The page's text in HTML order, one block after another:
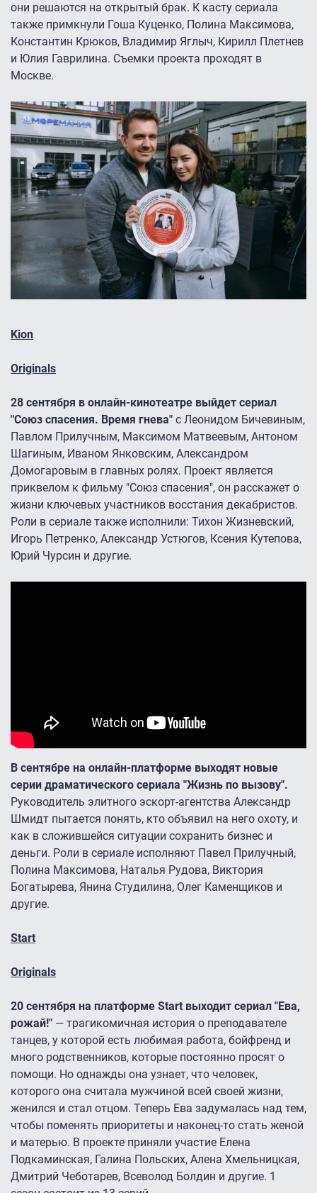
они решаются на открытый брак. К касту сериала
также примкнули Гоша Куценко, Полина Максимова,
Константин Крюков, Владимир Яглыч, Кирилл Плетнев
и Юлия Гаврилина. Съемки проекта проходят в
Москве.
Kion
Originals
28 сентября в онлайн-кинотеатре выйдет сериал
"Союз спасения. Время гнева" с Леонидом Бичевиным,
Павлом Прилучным, Максимом Матвеевым, Антоном
Шагиным, Иваном Янковским, Александром
Домогаровым в главных ролях. Проект является
приквелом к фильму "Союз спасения", он расскажет о
жизни ключевых участников восстания декабристов.
Роли в сериале также исполнили: Тихон Жизневский,
Игорь Петренко, Александр Устюгов, Ксения Кутепова,
Юрий Чурсин и другие.
В сентябре на онлайн-платформе выходят новые
серии драматического сериала "Жизнь по вызову".
Руководитель элитного эскорт-агентства Александр
Шмидт пытается понять, кто объявил на него охоту, и
как в сложившейся ситуации сохранить бизнес и
деньги. Роли в сериале исполняют Павел Прилучный,
Полина Максимова, Наталья Рудова, Виктория
Богатырева, Янина Студилина, Олег Каменщиков и
другие.
Start
Originals
20 сентября на платформе Start выходит сериал "Ева,
рожай!" — трагикомичная история о преподавателе
танцев, у которой есть любимая работа, бойфренд и
много родственников, которые постоянно просят о
помощи. Но однажды она узнает, что человек,
которого она считала мужчиной всей своей жизни,
женился и стал отцом. Теперь Ева задумалась над тем,
чтобы поменять приоритеты и наконец-то стать женой
и матерью. В проекте приняли участие Елена
Подкаминская, Галина Польских, Алена Хмельницкая,
Дмитрий Чеботарев, Всеволод Болдин и другие. 1